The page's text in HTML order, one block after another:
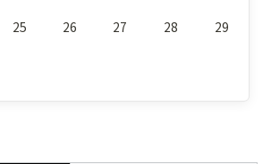
25 26 27 28 29